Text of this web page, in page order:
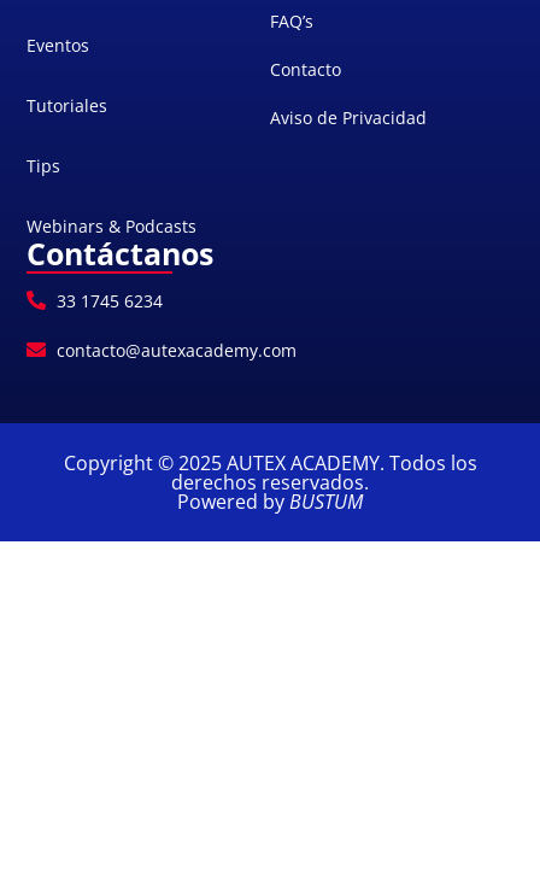
Eventos
Tutoriales
Tips
Webinars & Podcasts
FAQ’s
Contacto
Aviso de Privacidad
Contáctanos
33 1745 6234
contacto@autexacademy.com
Copyright © 2025 AUTEX ACADEMY. Todos los
derechos reservados.
Powered byBUSTUM